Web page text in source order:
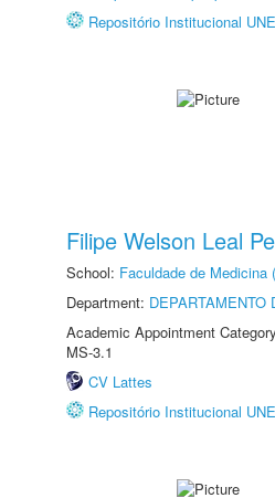
Repositório Institucional
Filipe Welson Leal
School: Faculdade de Medicina
Department: DEPARTAMENTO
Academic Appointment
MS-3.1
CV Lattes
Repositório Institucional